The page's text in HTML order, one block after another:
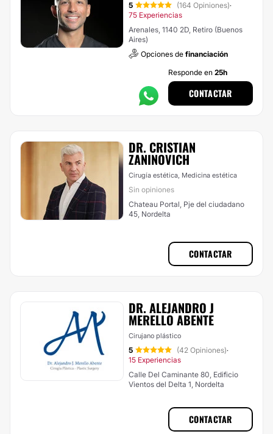
5 (164 Opiniones)·
75 Experiencias
Arenales, 1140 2D, Retiro (Buenos
Aires)
Opciones de financiación
Responde en 25h
CONTACTAR
DR. CRISTIAN
ZANINOVICH
Cirugía estética, Medicina estética
Sin opiniones
Chateau Portal, Pje del ciudadano
45, Nordelta
CONTACTAR
DR. ALEJANDRO J
MERELLO ABENTE
Cirujano plástico
5 (42 Opiniones)·
15 Experiencias
Calle Del Caminante 80, Edificio
Vientos del Delta 1, Nordelta
CONTACTAR